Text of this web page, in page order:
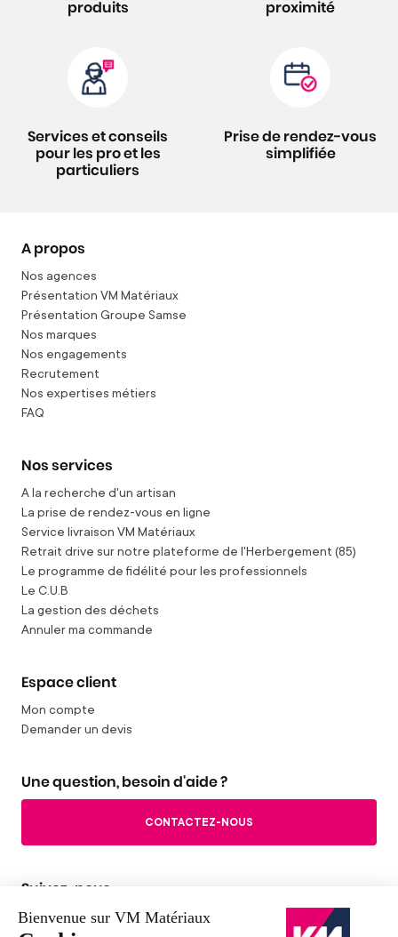
produits
proximité
Services et conseils
pour les pro et les
particuliers
Prise de rendez-vous
simplifiée
A propos
Nos agences
Présentation VM Matériaux
Présentation Groupe Samse
Nos marques
Nos engagements
Recrutement
Nos expertises métiers
FAQ
Nos services
A la recherche d'un artisan
La prise de rendez-vous en ligne
Service livraison VM Matériaux
Retrait drive sur notre plateforme de l'Herbergement (85)
Le programme de fidélité pour les professionnels
Le C.U.B
La gestion des déchets
Annuler ma commande
Espace client
Mon compte
Demander un devis
Une question, besoin d'aide ?
CONTACTEZ-NOUS
Suivez-nous